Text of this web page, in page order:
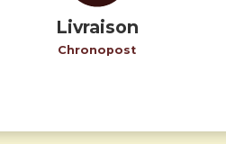
Livraison
Chronopost